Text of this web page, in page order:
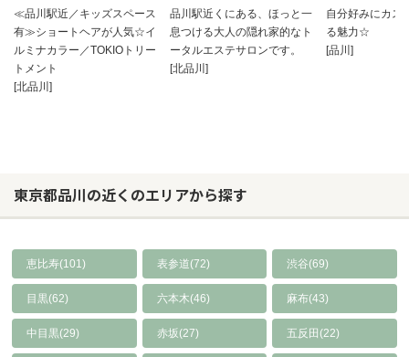
≪品川駅近／キッズスペース
有≫ショートヘアが人気☆イ
ルミナカラー／TOKIOトリー
トメント
[北品川]
品川駅近くにある、ほっと一
息つける大人の隠れ家的なト
ータルエステサロンです。
[北品川]
自分好みにカス
る魅力☆
[品川]
東京都品川の近くのエリアから探す
恵比寿(101) 表参道(72) 渋谷(69)
目黒(62) 六本木(46) 麻布(43)
中目黒(29) 赤坂(27) 五反田(22)